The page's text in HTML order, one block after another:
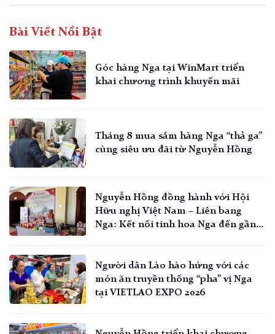
Bài Viết Nổi Bật
Góc hàng Nga tại WinMart triển
khai chương trình khuyến mãi
Tháng 8 mua sắm hàng Nga “thả ga”
cùng siêu ưu đãi từ Nguyễn Hồng
Nguyễn Hồng đồng hành với Hội
Hữu nghị Việt Nam – Liên bang
Nga: Kết nối tinh hoa Nga đến gần
Người dân Lào hào hứng với các
món ăn truyền thống “pha” vị Nga
tại VIETLAO EXPO 2026